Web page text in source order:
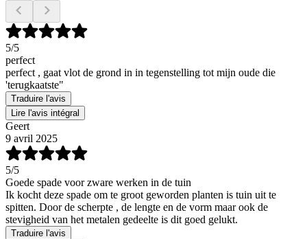
5/5
perfect
perfect , gaat vlot de grond in in tegenstelling tot mijn oude die
'terugkaatste"
Traduire l'avis
Lire l'avis intégral
Geert
9 avril 2025
5/5
Goede spade voor zware werken in de tuin
Ik kocht deze spade om te groot geworden planten is tuin uit te
spitten. Door de scherpte , de lengte en de vorm maar ook de
stevigheid van het metalen gedeelte is dit goed gelukt.
Traduire l'avis